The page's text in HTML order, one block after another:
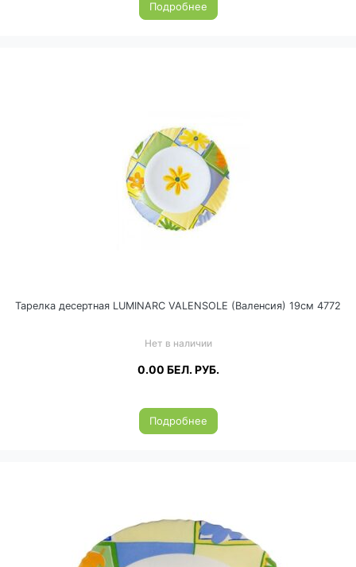
Подробнее
Тарелка десертная LUMINARC VALENSOLE (Валенсия) 19см 4772
Нет в наличии
0.00 БЕЛ. РУБ.
Подробнее